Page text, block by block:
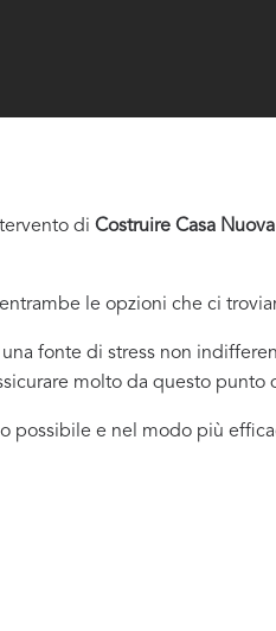
di Costruire Casa
le opzioni che ci
fonte di stress non
molto da questo punto
possibile e nel modo più